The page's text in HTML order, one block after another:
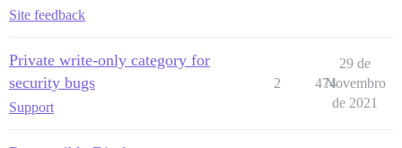
Site feedback
Private write-only category for
security bugs
Support
2 474
29 de
Novembro
de 2021